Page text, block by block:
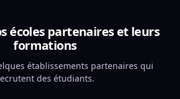
écoles partenaires et leurs
formations
établissements partenaires qui
des étudiants.